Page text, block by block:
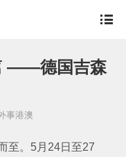
——德国吉森
事港澳
至。5月24日至27